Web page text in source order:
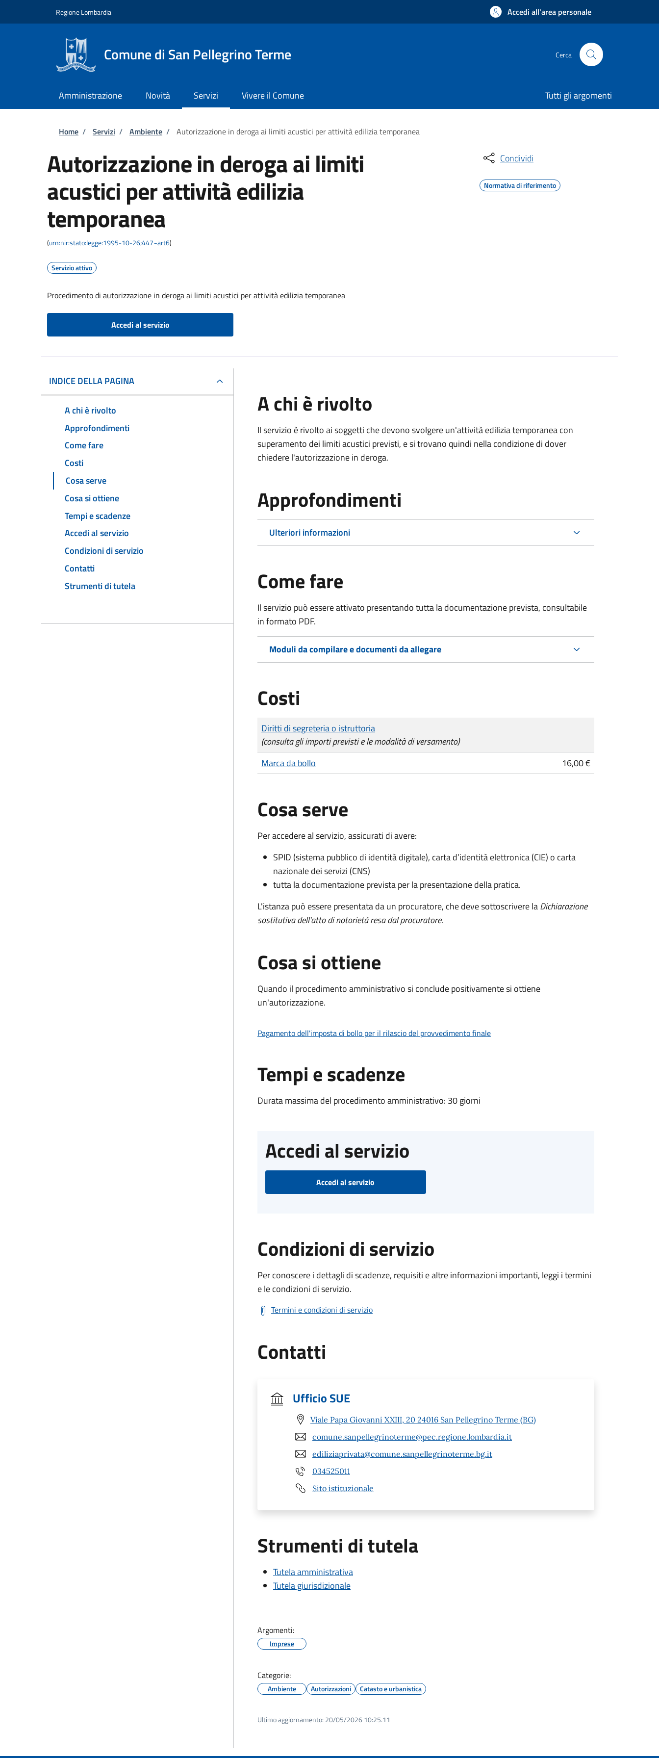
Regione Lombardia Accedi all'area personale
Comune di San Pellegrino Terme Cerca
Amministrazione Novità Servizi Vivere il Comune Tutti gli argomenti
Briciole di pane
Home / Servizi / Ambiente / Autorizzazione in deroga ai limiti acustici per attività edilizia temporanea
Autorizzazione in deroga ai limiti
acustici per attività edilizia
temporanea
(urn:nir:stato:legge:1995-10-26;447~art6)
Servizio attivo
Procedimento di autorizzazione in deroga ai limiti acustici per attività edilizia temporanea
Accedi al servizio
Condividi
Normativa di riferimento
INDICE DELLA PAGINA
A chi è rivolto
Approfondimenti
Come fare
Costi
Cosa serve
Cosa si ottiene
Tempi e scadenze
Accedi al servizio
Condizioni di servizio
Contatti
Strumenti di tutela
A chi è rivolto
Il servizio è rivolto ai soggetti che devono svolgere un'attività edilizia temporanea con
superamento dei limiti acustici previsti, e si trovano quindi nella condizione di dover
chiedere l'autorizzazione in deroga.
Approfondimenti
Ulteriori informazioni
Come fare
Il servizio può essere attivato presentando tutta la documentazione prevista, consultabile
in formato PDF.
Moduli da compilare e documenti da allegare
Costi
Tipo di pagamento
Importo
Diritti di segreteria o istruttoria
(consulta gli importi previsti e le modalità di versamento)
Marca da bollo
16,00 €
Cosa serve
Per accedere al servizio, assicurati di avere:
SPID (sistema pubblico di identità digitale), carta d’identità elettronica (CIE) o carta
nazionale dei servizi (CNS)
tutta la documentazione prevista per la presentazione della pratica.
L'istanza può essere presentata da un procuratore, che deve sottoscrivere laDichiarazione
sostitutiva dell'atto di notorietà resa dal procuratore.
Cosa si ottiene
Quando il procedimento amministrativo si conclude positivamente si ottiene
un'autorizzazione.
Pagamento dell'imposta di bollo per il rilascio del provvedimento finale
Tempi e scadenze
Durata massima del procedimento amministrativo: 30 giorni
Accedi al servizio
Accedi al servizio
Condizioni di servizio
Per conoscere i dettagli di scadenze, requisiti e altre informazioni importanti, leggi i termini
e le condizioni di servizio.
Termini e condizioni di servizio
Contatti
Ufficio SUE
Viale Papa Giovanni XXIII, 20 24016 San Pellegrino Terme (BG)
comune.sanpellegrinoterme@pec.regione.lombardia.it
ediliziaprivata@comune.sanpellegrinoterme.bg.it
034525011
Sito istituzionale
Strumenti di tutela
Tutela amministrativa
Tutela giurisdizionale
Argomenti:
Imprese
Categorie:
Ambiente Autorizzazioni Catasto e urbanistica
Ultimo aggiornamento: 20/05/2026 10:25.11